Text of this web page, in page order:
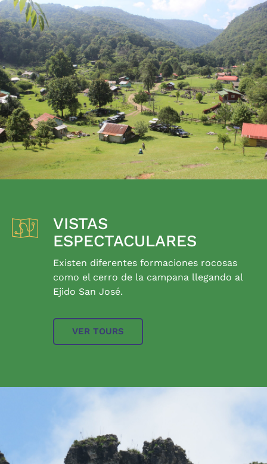
VISTAS
ESPECTACULARES
Existen diferentes formaciones rocosas
como el cerro de la campana llegando al
Ejido San José.
VER TOURS